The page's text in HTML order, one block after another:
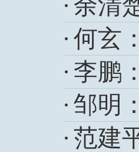
余清
何玄
李鹏
邹明
范建